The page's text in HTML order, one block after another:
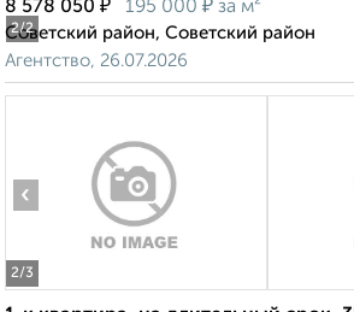
2/2
8 578 050 ₽ 195 000 ₽ за м²
Советский район, Советский район
Агентство, 26.07.2026
2/3
‹